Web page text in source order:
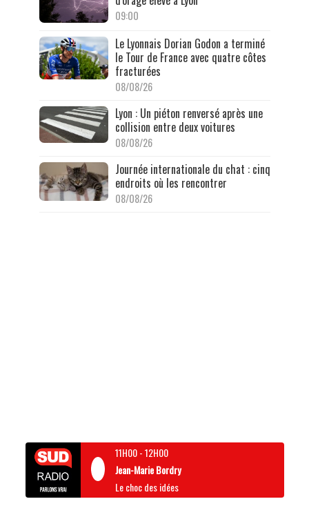
09:00
Le Lyonnais Dorian Godon a terminé
le Tour de France avec quatre côtes
fracturées
08/08/26
Lyon : Un piéton renversé après une
collision entre deux voitures
08/08/26
Journée internationale du chat : cinq
endroits où les rencontrer
08/08/26
11H00-12H00
Jean-Marie Bordry
Le choc des idées